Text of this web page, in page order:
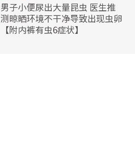
男子小便尿出大量昆虫 医生推
测晾晒环境不干净导致出现虫卵
【附内裤有虫6症状】